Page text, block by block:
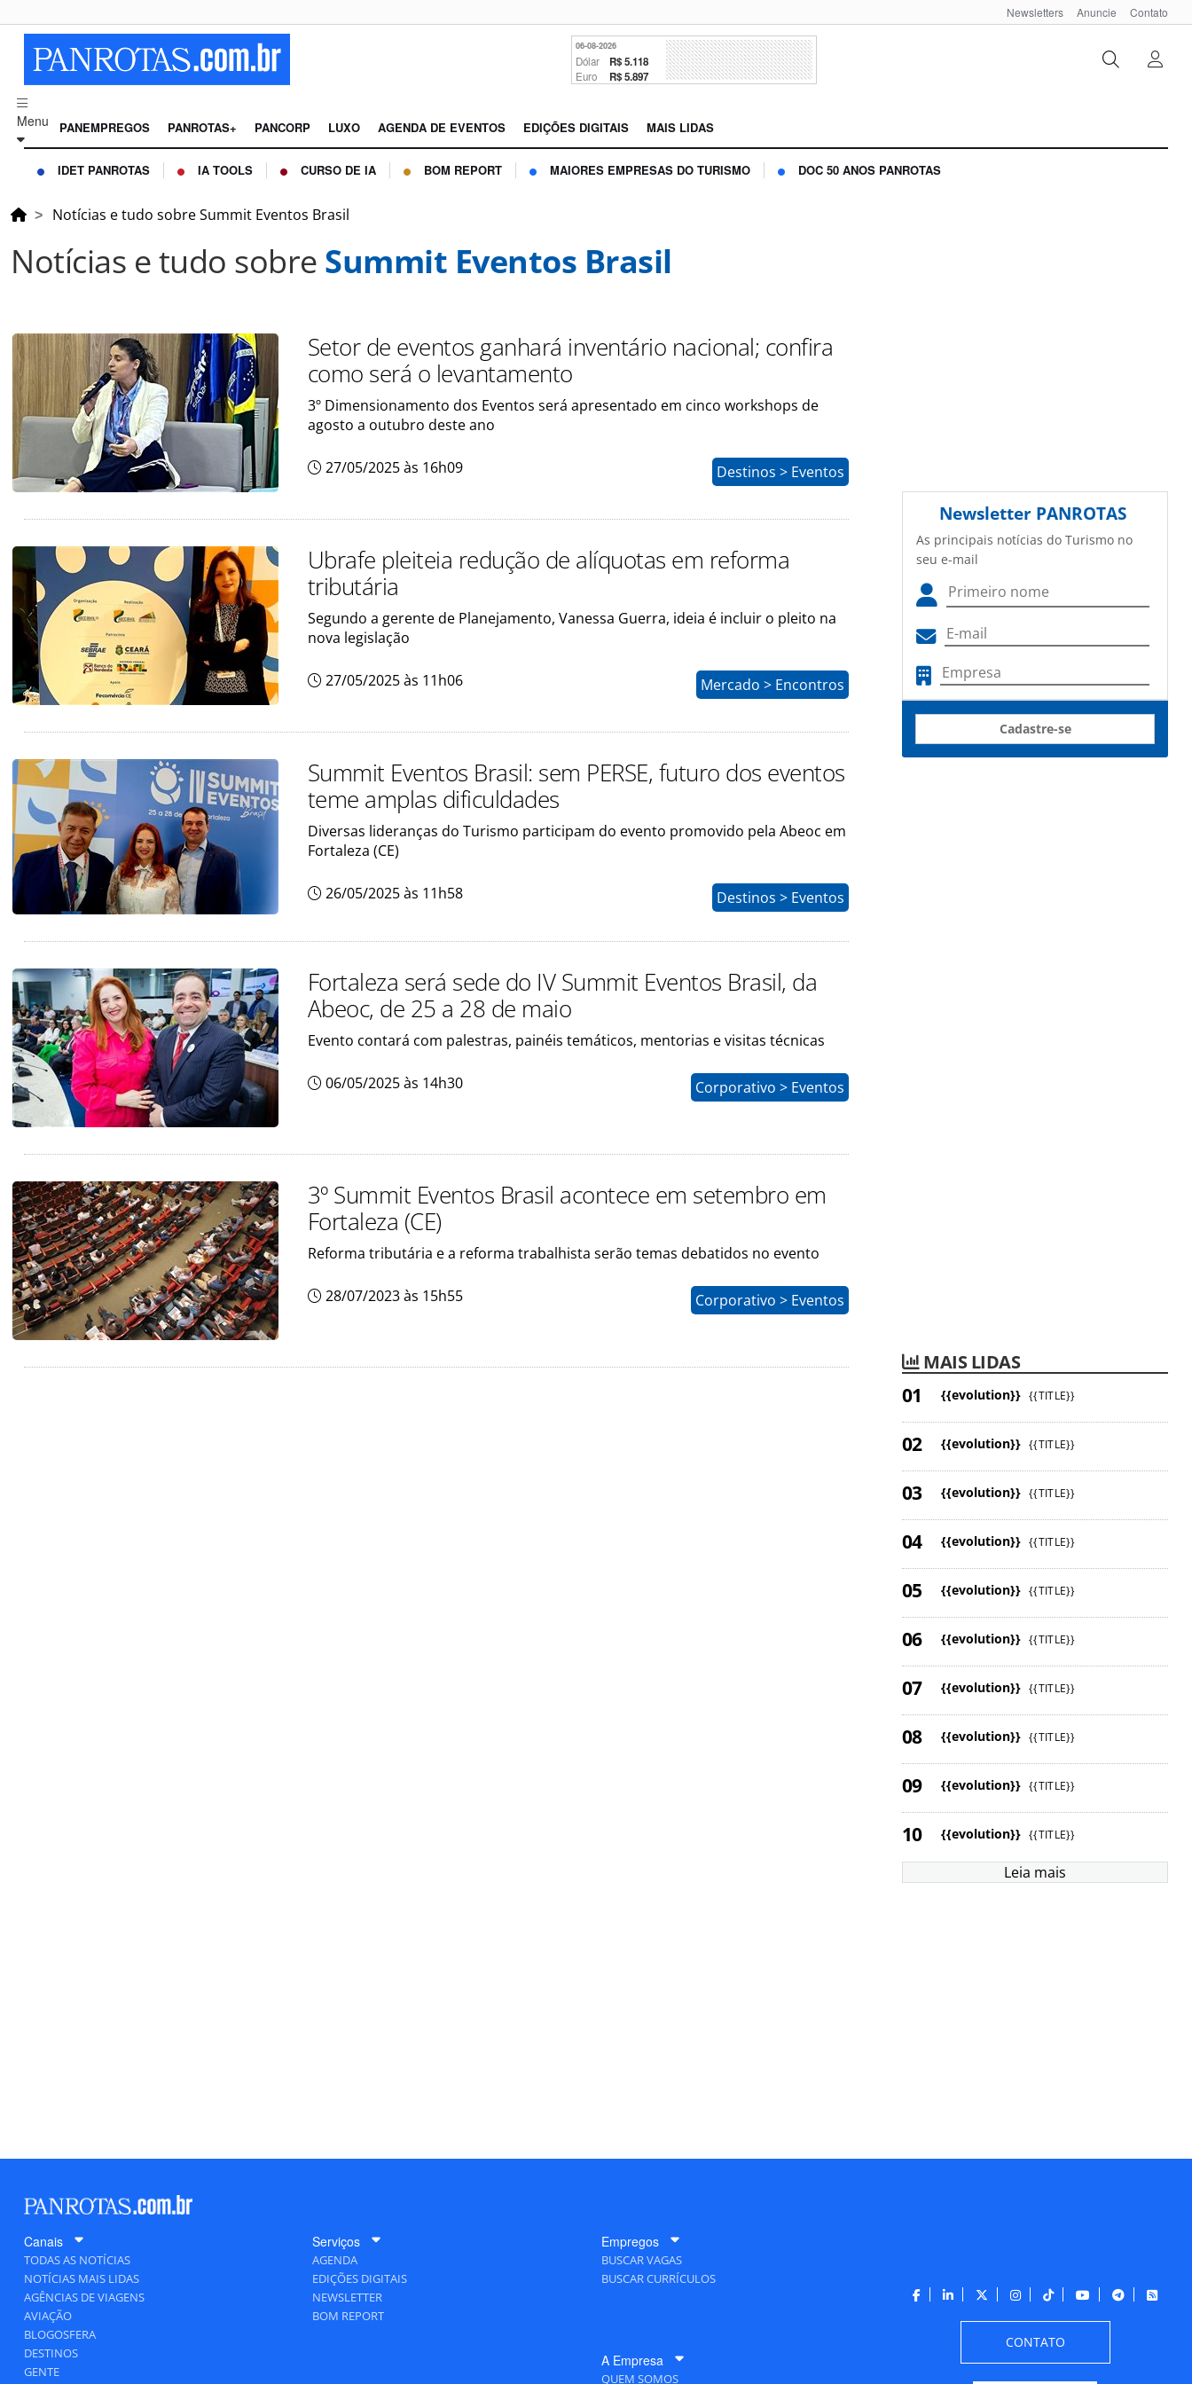
Newsletters Anuncie Contato
06-08-2026
Dólar R$ 5.118
Euro R$ 5.897
Menu PANEMPREGOS PANROTAS+ PANCORP LUXO AGENDA DE EVENTOS EDIÇÕES DIGITAIS MAIS LIDAS
IDET PANROTAS IA TOOLS CURSO DE IA BOM REPORT MAIORES EMPRESAS DO TURISMO DOC 50 ANOS PANROTAS
Notícias e tudo sobre Summit Eventos Brasil
Notícias e tudo sobre Summit Eventos Brasil
Setor de eventos ganhará inventário nacional; confira
como será o levantamento
3º Dimensionamento dos Eventos será apresentado em cinco workshops de
agosto a outubro deste ano
27/05/2025 às 16h09 Destinos > Eventos
Ubrafe pleiteia redução de alíquotas em reforma
tributária
Segundo a gerente de Planejamento, Vanessa Guerra, ideia é incluir o pleito na
nova legislação
27/05/2025 às 11h06 Mercado > Encontros
Summit Eventos Brasil: sem PERSE, futuro dos eventos
teme amplas dificuldades
Diversas lideranças do Turismo participam do evento promovido pela Abeoc em
Fortaleza (CE)
26/05/2025 às 11h58 Destinos > Eventos
Fortaleza será sede do IV Summit Eventos Brasil, da
Abeoc, de 25 a 28 de maio
Evento contará com palestras, painéis temáticos, mentorias e visitas técnicas
06/05/2025 às 14h30 Corporativo > Eventos
3º Summit Eventos Brasil acontece em setembro em
Fortaleza (CE)
Reforma tributária e a reforma trabalhista serão temas debatidos no evento
28/07/2023 às 15h55 Corporativo > Eventos
Newsletter PANROTAS
As principais notícias do Turismo no
seu e-mail
Cadastre-se
MAIS LIDAS
{{evolution}} {{TITLE}}
{{evolution}} {{TITLE}}
{{evolution}} {{TITLE}}
{{evolution}} {{TITLE}}
{{evolution}} {{TITLE}}
{{evolution}} {{TITLE}}
{{evolution}} {{TITLE}}
{{evolution}} {{TITLE}}
{{evolution}} {{TITLE}}
{{evolution}} {{TITLE}}
Leia mais
Canais
TODAS AS NOTÍCIAS
NOTÍCIAS MAIS LIDAS
AGÊNCIAS DE VIAGENS
AVIAÇÃO
BLOGOSFERA
DESTINOS
GENTE
Serviços
AGENDA
EDIÇÕES DIGITAIS
NEWSLETTER
BOM REPORT
Empregos
BUSCAR VAGAS
BUSCAR CURRÍCULOS
A Empresa
QUEM SOMOS
CONTATO